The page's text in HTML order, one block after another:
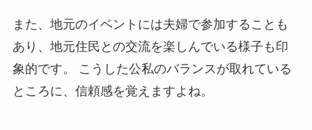
また、地元のイベントには夫婦で参加することも
あり、地元住民との交流を楽しんでいる様子も印
象的です。 こうした公私のバランスが取れている
ところに、信頼感を覚えますよね。